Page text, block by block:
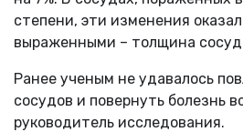
степени, эти изменения
выраженными – толщина
Ранее ученым не удавалось
сосудов и повернуть болезнь
руководитель исследования.